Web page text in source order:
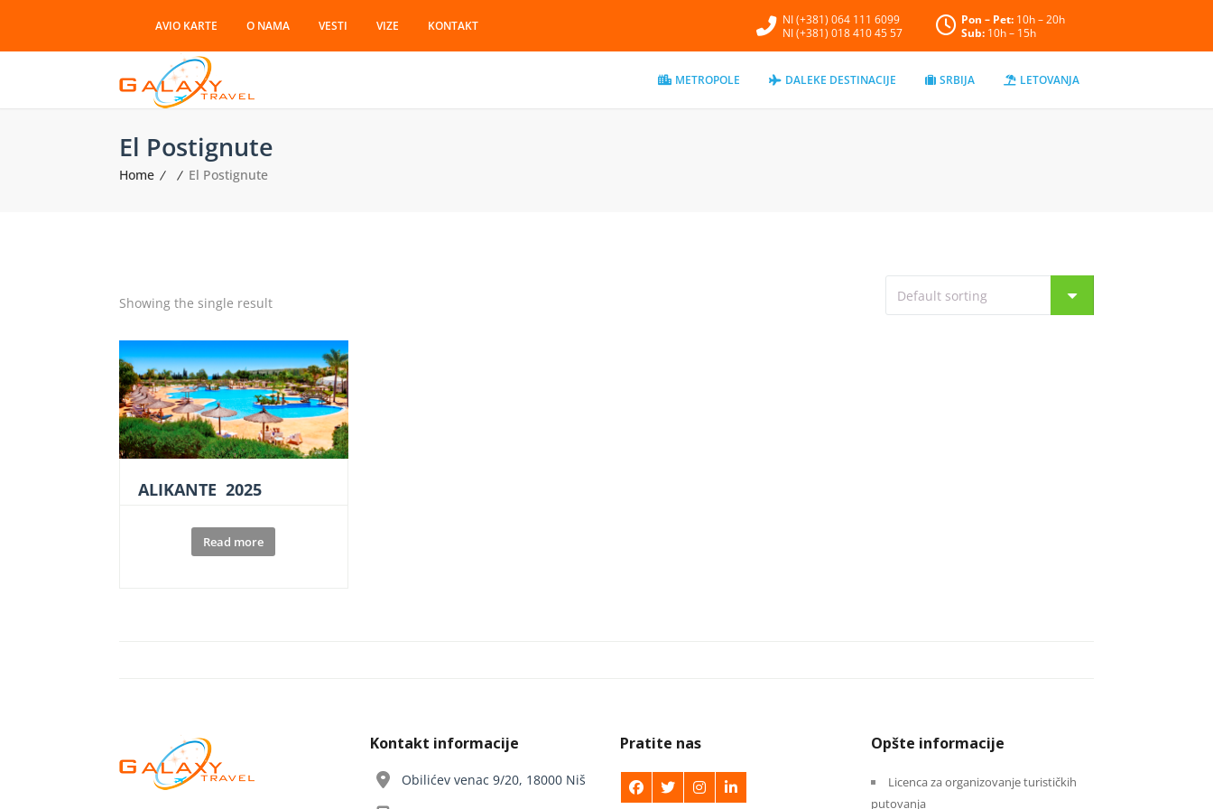
AVIO KARTE O NAMA VESTI VIZE KONTAKT
NI (+381) 064 111 6099
NI (+381) 018 410 45 57
Pon – Pet:10h – 20h
Sub:10h – 15h
METROPOLE DALEKE DESTINACIJE SRBIJA LETOVANJA
El Postignute
Home El Postignute
Showing the single result
ALIKANTE 2025
Read more
Kontakt informacije
Obilićev venac 9/20, 18000 Niš
Pratite nas Opšte informacije
Licenca za organizovanje turističkih
putovanja